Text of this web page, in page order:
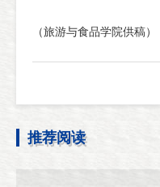
（旅游与食品学院供稿）
推荐阅读